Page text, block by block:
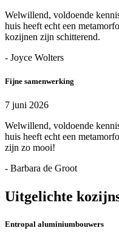
Welwillend, voldoende
huis heeft echt een
kozijnen zijn schitterend.
- Joyce Wolters
Fijne samenwerking
7 juni 2026
Welwillend, voldoende
huis heeft echt een
zijn zo mooi!
- Barbara de Groot
Uitgelichte
Entropal aluminiumbouwers